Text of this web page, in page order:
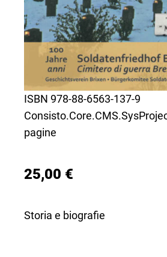
ISBN 978-88-6563-137-9
pagine
25,00 €
Storia e biografie